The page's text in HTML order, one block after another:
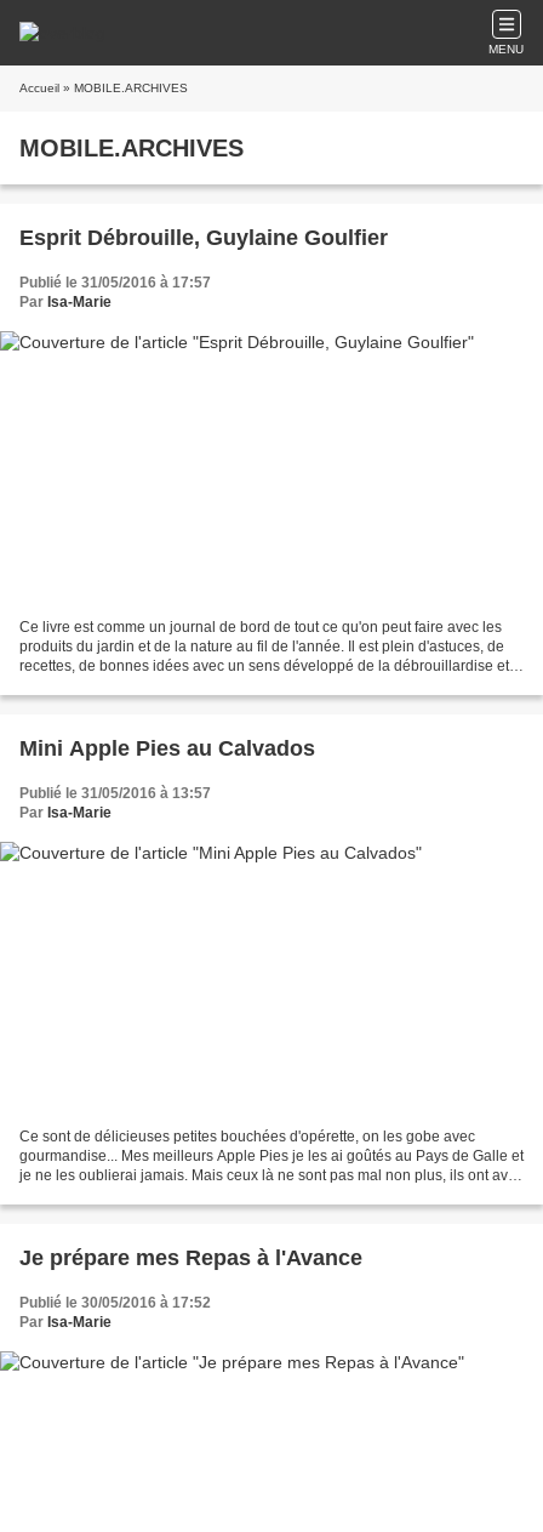
MENU
Accueil » MOBILE.ARCHIVES
MOBILE.ARCHIVES
Esprit Débrouille, Guylaine Goulfier
Publié le 31/05/2016 à 17:57
Par Isa-Marie
Ce livre est comme un journal de bord de tout ce qu'on peut faire avec les
produits du jardin et de la nature au fil de l'année. Il est plein d'astuces, de
recettes, de bonnes idées avec un sens développé de la débrouillardise et
Mini Apple Pies au Calvados
Publié le 31/05/2016 à 13:57
Par Isa-Marie
Ce sont de délicieuses petites bouchées d'opérette, on les gobe avec
gourmandise... Mes meilleurs Apple Pies je les ai goûtés au Pays de Galle et
je ne les oublierai jamais. Mais ceux là ne sont pas mal non plus, ils ont avec
Je prépare mes Repas à l'Avance
Publié le 30/05/2016 à 17:52
Par Isa-Marie